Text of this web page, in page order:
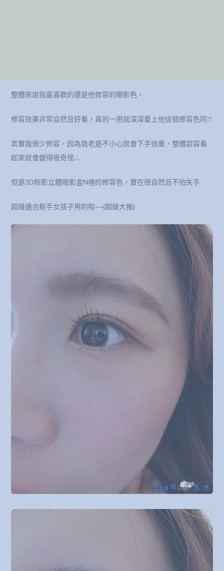
整體來說我最喜歡的還是他修容的眼影色，
修容效果非常自然且好看，真的一用就深深愛上他這個修容色阿!!
其實我很少修容，因為我老是不小心就會下手過重，整體妝容看
起來就會變得很奇怪…
但是3D棕影立體眼影盒N裡的修容色，實在很自然且不怕失手
超級適合新手女孩子用的啦~~(超級大推)